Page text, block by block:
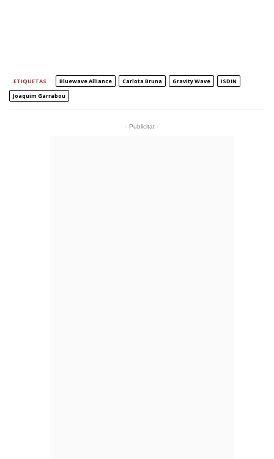
ETIQUETAS Bluewave Alliance Carlota Bruna Gravity Wave
ISDIN
Joaquim Garrabou
- Publicitat -